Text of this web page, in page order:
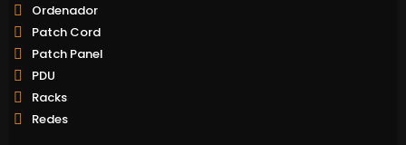
Ordenador
Patch Cord
Patch Panel
PDU
Racks
Redes